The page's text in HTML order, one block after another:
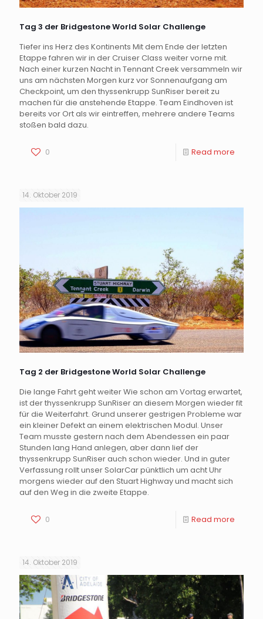
Tag 3 der Bridgestone World Solar Challenge
Tiefer ins Herz des Kontinents Mit dem Ende der letzten
Etappe fahren wir in der Cruiser Class weiter vorne mit.
Nach einer kurzen Nacht in Tennant Creek versammeln wir
uns am nächsten Morgen kurz vor Sonnenaufgang am
Checkpoint, um den thyssenkrupp SunRiser bereit zu
machen für die anstehende Etappe. Team Eindhoven ist
bereits vor Ort als wir eintreffen, mehrere andere Teams
stoßen bald dazu.
0 Read more
14. Oktober 2019
Tag 2 der Bridgestone World Solar Challenge
Die lange Fahrt geht weiter Wie schon am Vortag erwartet,
ist der thyssenkrupp SunRiser an diesem Morgen wieder fit
für die Weiterfahrt. Grund unserer gestrigen Probleme war
ein kleiner Defekt an einem elektrischen Modul. Unser
Team musste gestern nach dem Abendessen ein paar
Stunden lang Hand anlegen, aber dann lief der
thyssenkrupp SunRiser auch schon wieder. Und in guter
Verfassung rollt unser SolarCar pünktlich um acht Uhr
morgens wieder auf den Stuart Highway und macht sich
auf den Weg in die zweite Etappe.
0 Read more
14. Oktober 2019